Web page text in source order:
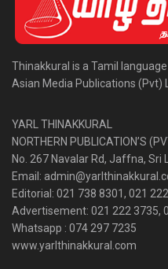
Thinakkural is a Tamil
Asian Media Publications (Pvt)
YARL THINAKKURAL
NORTHERN PUBLICATION’S
No. 267 Navalar Rd, Jaffna, Sri
Email:
Editorial: 021 738 8301, 021
Advertisement: 021 222 3735,
Whatsapp : 074 297 7235
www.yarlthinakkural.com